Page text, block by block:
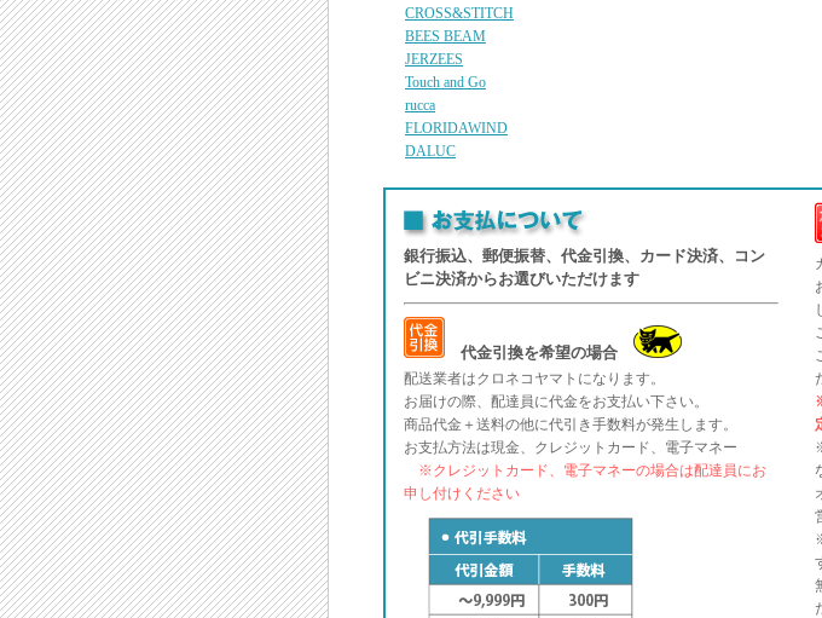
CROSS&STITCH
BEES BEAM
JERZEES
Touch and Go
rucca
FLORIDAWIND
DALUC
銀行振込、郵便振替、代金引換、カード決済、コン
ビニ決済からお選びいただけます
代金引換を希望の場合
配送業者はクロネコヤマトになります。
お届けの際、配達員に代金をお支払い下さい。
商品代金＋送料の他に代引き手数料が発生します。
お支払方法は現金、クレジットカード、電子マネー
※クレジットカード、電子マネーの場合は配達員にお
申し付けください